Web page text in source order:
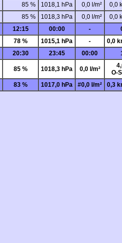
85 % 1018,1 hPa 0,0 l/m²
0,0
85 % 1018,3 hPa 0,0 l/m²
0,0
12:15 00:00 -
78 % 1015,1 hPa -
0,0
20:30 23:45 00:00
85 % 1018,3 hPa 0,0 l/m²
O-
83 % 1017,0 hPa #0,0 l/m² 0,3